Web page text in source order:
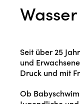
Seit über 25
und
Druck und mit
Ob